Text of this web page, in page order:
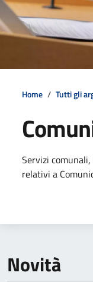
Home Tutti gli
Dettagli
Servizi
relativi a
Novità